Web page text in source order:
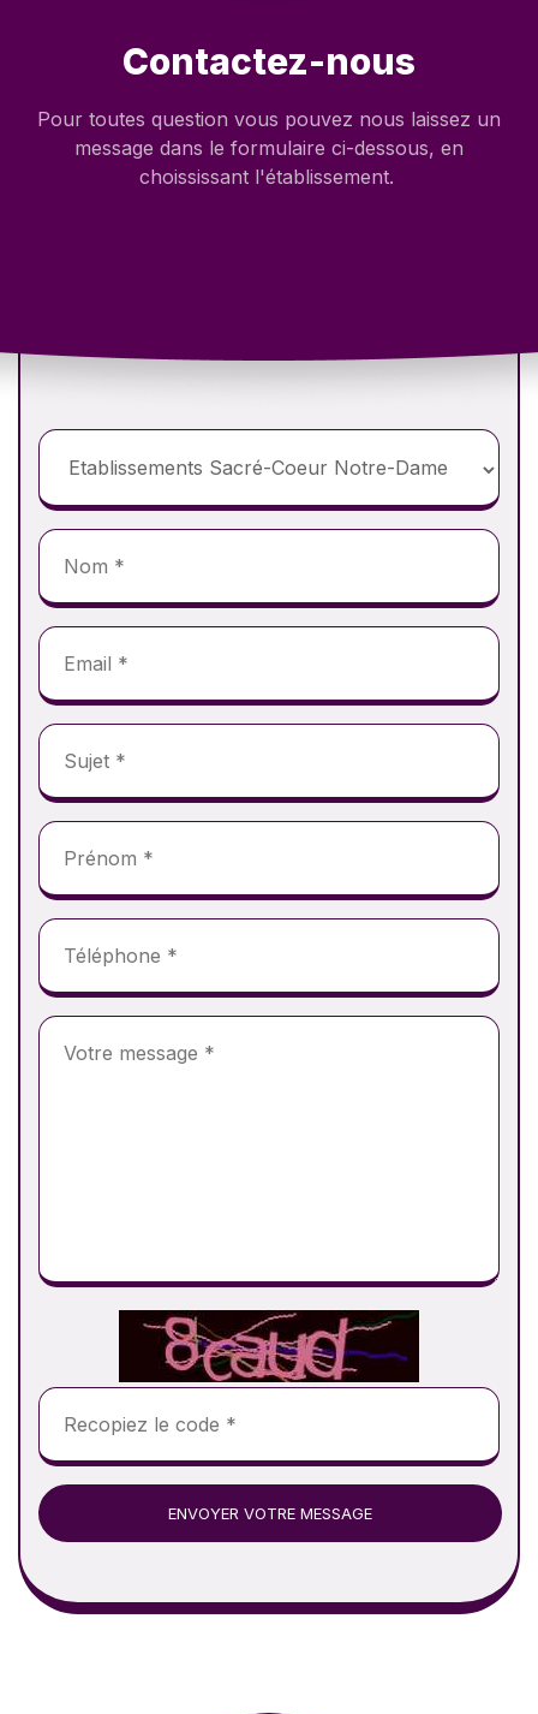
Contactez-nous
Pour toutes question vous pouvez nous laissez un
message dans le formulaire ci-dessous, en
choississant l'établissement.
ENVOYER VOTRE MESSAGE